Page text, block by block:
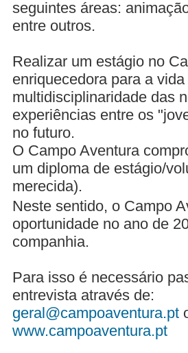
seguintes áreas:
entre outros.
Realizar um estágio no
enriquecedora para a
multidisciplinaridade das
experiências entre os
no futuro.
O Campo Aventura
um diploma de estágio/
merecida).
Neste sentido, o Campo
oportunidade no ano de
companhia.
Para isso é necessário
entrevista através de:
geral@campoaventura.pt
www.campoaventura.pt